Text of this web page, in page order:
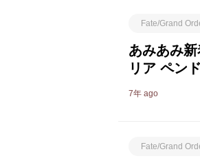
Fate/Grand
あみあみ
リア ペン
7年 ago
Fate/Grand